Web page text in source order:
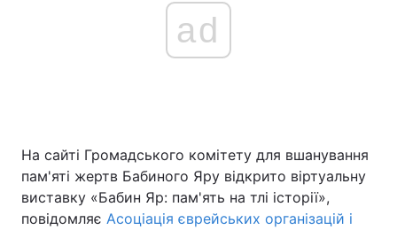
ad
На сайті Громадського комітету для вшанування
пам'яті жертв Бабиного Яру відкрито віртуальну
виставку «Бабин Яр: пам'ять на тлі історії»,
повідомляє Асоціація єврейських організацій і